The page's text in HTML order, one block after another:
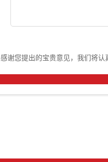
感谢您提出的宝贵意见，我们将认